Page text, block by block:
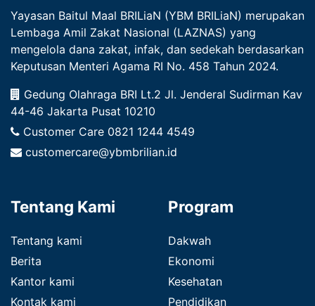
Yayasan Baitul Maal BRILiaN (YBM BRILiaN) merupakan
Lembaga Amil Zakat Nasional (LAZNAS) yang
mengelola dana zakat, infak, dan sedekah berdasarkan
Keputusan Menteri Agama RI No. 458 Tahun 2024.
Gedung Olahraga BRI Lt.2 Jl. Jenderal Sudirman Kav
44-46 Jakarta Pusat 10210
Customer Care 0821 1244 4549
customercare@ybmbrilian.id
Tentang Kami
Tentang kami
Berita
Kantor kami
Kontak kami
Program
Dakwah
Ekonomi
Kesehatan
Pendidikan